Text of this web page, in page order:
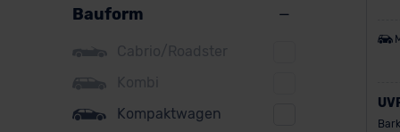
Citroen
Cupra
DS
Dacia
Bauform
Cabrio/Roadster
Kombi
Kompaktwagen